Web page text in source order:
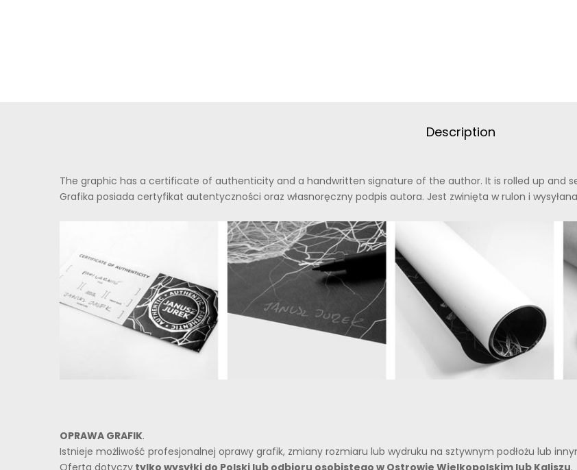
Description
The graphic has a certificate of authenticity and a handwritten signature of the author. It is rolled up and
Grafika posiada certyfikat autentyczności oraz własnoręczny podpis autora. Jest zwinięta w rulon i
OPRAWA GRAFIK.
Istnieje możliwość profesjonalnej oprawy grafik, zmiany rozmiaru lub wydruku na sztywnym podłożu lub
Oferta dotyczy tylko wysyłki do Polski lub odbioru osobistego w Ostrowie Wielkopolskim lub Kaliszu.